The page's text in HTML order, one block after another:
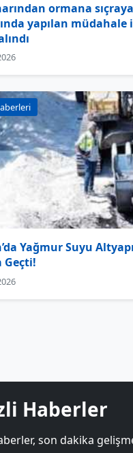
ormana
yapılan
Yağmur Suyu
Geçti!
Haberler
son dakika